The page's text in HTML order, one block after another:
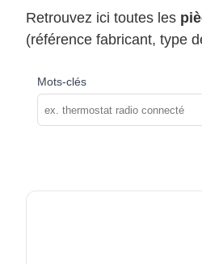
Retrouvez ici toutes les
(référence fabricant, type
Mots-clés